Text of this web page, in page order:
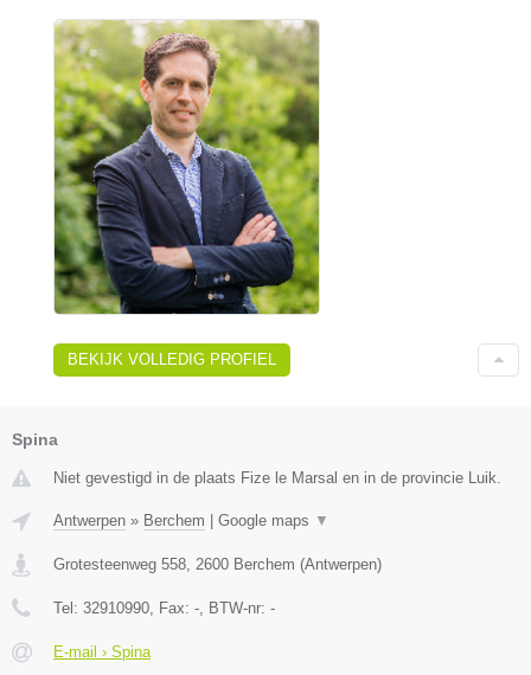
BEKIJK VOLLEDIG PROFIEL
Spina
Niet gevestigd in de plaats Fize le Marsal en in de provincie Luik.
Antwerpen » Berchem Google maps ▼
Grotesteenweg 558 2600 Berchem (Antwerpen)
Tel: 32910990 , Fax: - , BTW-nr: -
E-mail › Spina